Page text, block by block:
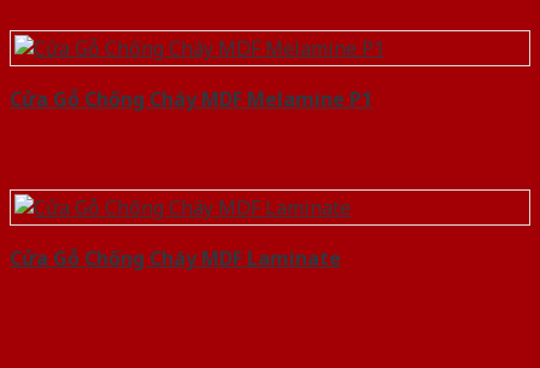
Cửa Gỗ Chống Cháy MDF Melamine P1
Cửa Gỗ Chống Cháy MDF Laminate